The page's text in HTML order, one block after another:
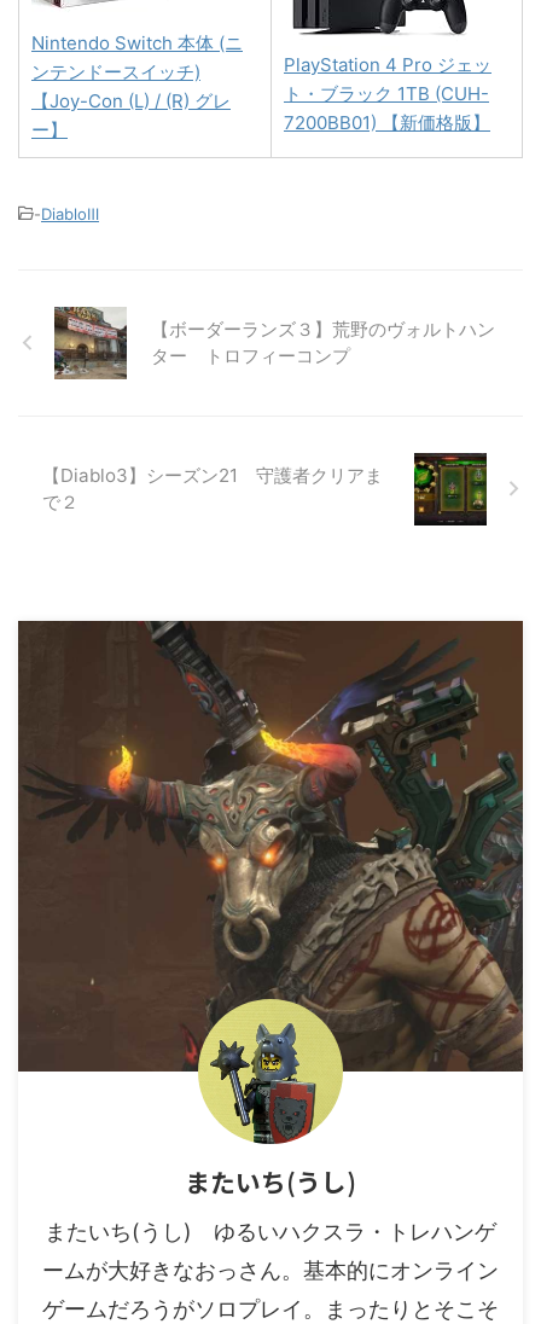
Nintendo Switch 本体 (ニ
ンテンドースイッチ)
【Joy-Con (L) / (R) グレ
ー】
PlayStation 4 Pro ジェッ
ト・ブラック 1TB (CUH-
7200BB01) 【新価格版】
-DiabloⅢ
【ボーダーランズ３】荒野のヴォルトハン
ター トロフィーコンプ
【Diablo3】シーズン21 守護者クリアま
で２
またいち(うし)
またいち(うし) ゆるいハクスラ・トレハンゲ
ームが大好きなおっさん。基本的にオンライン
ゲームだろうがソロプレイ。まったりとそこそ